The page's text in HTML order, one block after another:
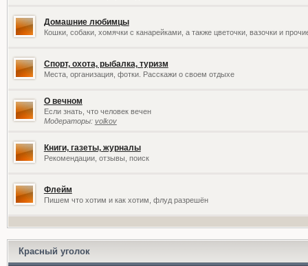
Домашние любимцы
Кошки, собаки, хомячки с канарейками, а также цветочки, вазочки и
Спорт, охота, рыбалка, туризм
Места, организация, фотки. Расскажи о своем отдыхе
О вечном
Если знать, что человек вечен
Модераторы: volkov
Книги, газеты, журналы
Рекомендации, отзывы, поиск
Флейм
Пишем что хотим и как хотим, флуд разрешён
Красный уголок